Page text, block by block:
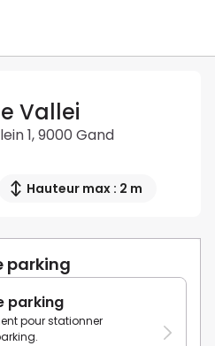
Vallei
1, 9000 Gand
Hauteur max : 2 m
parking
parking
pour stationner